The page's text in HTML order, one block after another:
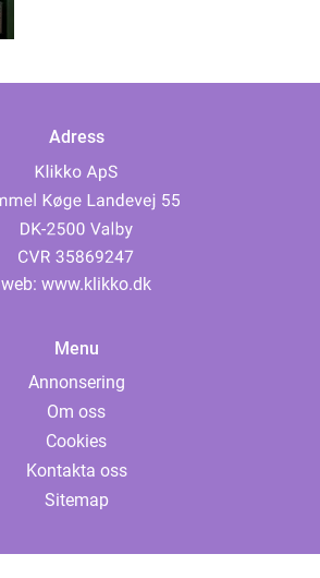
Adress
web: www.klikko.dk
Menu
Annonsering
Om oss
Cookies
Kontakta oss
Sitemap